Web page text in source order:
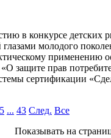
в конкурсе детских
глазами молодого
применению
защите прав
сертификации
5 ... 43 След. Все
Показывать на